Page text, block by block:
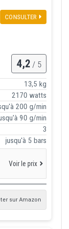
CONSULTER
4,2 / 5
13,5 kg
2170 watts
200 g/min
90 g/min
3
jusqu'à 5 bars
Voir le prix
sur Amazon